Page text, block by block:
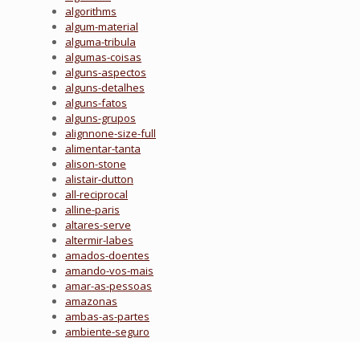
algorithms
algum-material
alguma-tribula
algumas-coisas
alguns-aspectos
alguns-detalhes
alguns-fatos
alguns-grupos
alignnone-size-full
alimentar-tanta
alison-stone
alistair-dutton
all-reciprocal
alline-paris
altares-serve
altermir-labes
amados-doentes
amando-vos-mais
amar-as-pessoas
amazonas
ambas-as-partes
ambiente-seguro